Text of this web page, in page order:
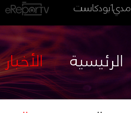
مدي1بودكاست
الأخبار الرئيسية